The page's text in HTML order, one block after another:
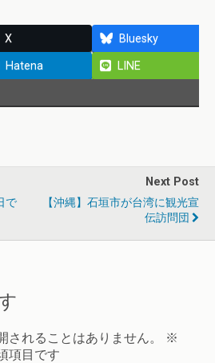
X
Bluesky
Hatena LINE
で
Next Post
【沖縄】石垣市が台湾に観光宣
伝訪問団
されることはありません。
※
項目です